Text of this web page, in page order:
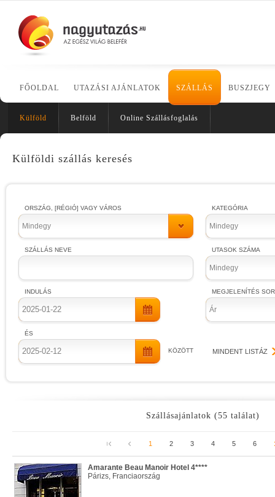
FŐOLDAL UTAZÁSI AJÁNLATOK SZÁLLÁS BUSZJEGY
Külföld Belföld Online Szállásfoglalás
Külföldi szállás keresés
ORSZÁG, [RÉGIÓ] VAGY VÁROS
Mindegy
SZÁLLÁS NEVE
INDULÁS
ÉS
KÖZÖTT
KATEGÓRIA
Mindegy
UTASOK SZÁMA
Mindegy
MEGJELENÍTÉS
Ár
MINDENT LISTÁZ
Szállásajánlatok (55 találat)
1 2 3 4 5 6
Amarante Beau Manoir Hotel 4****
Párizs, Franciaország